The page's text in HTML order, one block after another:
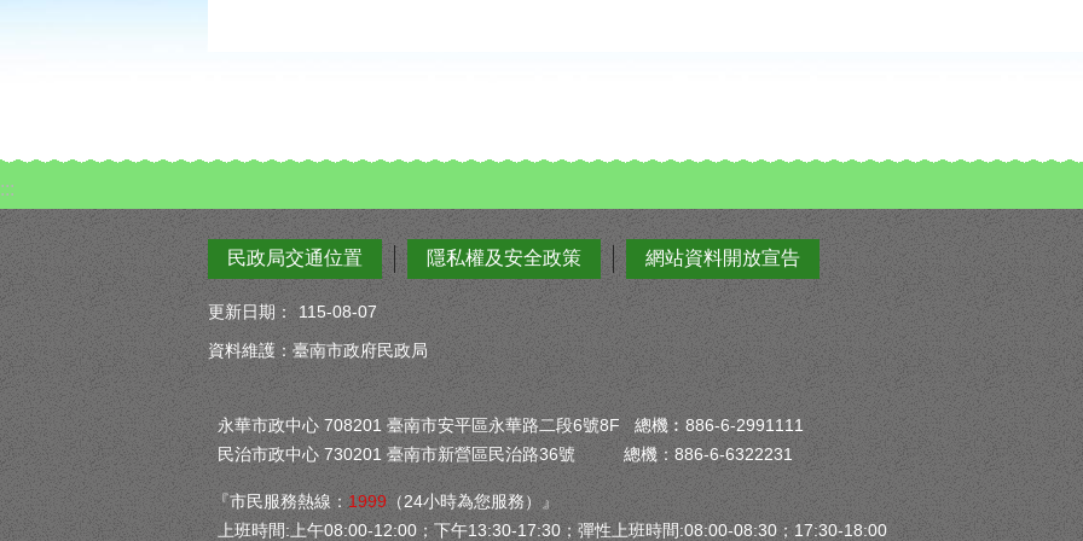
:::
民政局交通位置 隱私權及安全政策 網站資料開放宣告
更新日期：
115-08-07
資料維護：臺南市政府民政局
永華市政中心 708201 臺南市安平區永華路二段6號8F 總機︰886-6-2991111
民治市政中心 730201 臺南市新營區民治路36號 總機：886-6-6322231
『市民服務熱線： 1999 （24小時為您服務）』
上班時間:上午08:00-12:00；下午13:30-17:30；彈性上班時間:08:00-08:30；17:30-18:00